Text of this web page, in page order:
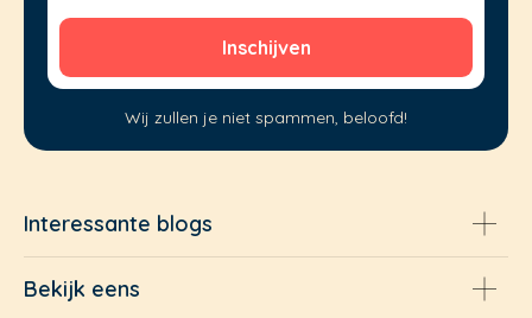
Wij zullen je niet spammen, beloofd!
Interessante blogs
Bekijk eens